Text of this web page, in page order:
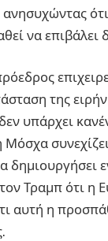
να επιβάλει
της
υπάρχει
Τραμπ ότι η
αυτή η